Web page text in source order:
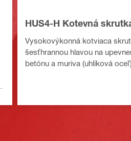
HUS4-H Kotevná
Vysokovýkonná kotviaca
šesťhrannou hlavou na
betónu a muriva (uhlíková